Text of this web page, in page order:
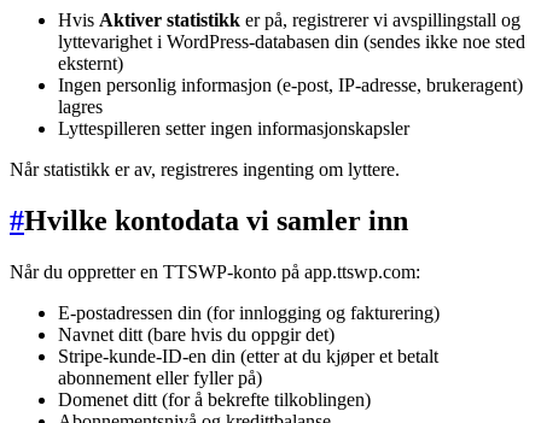
Hvis Aktiver statistikk er på, registrerer vi avspillingstall og
lyttevarighet i WordPress-databasen din (sendes ikke noe sted
eksternt)
Ingen personlig informasjon (e-post, IP-adresse, brukeragent)
lagres
Lyttespilleren setter ingen informasjonskapsler
Når statistikk er av, registreres ingenting om lyttere.
#Hvilke kontodata vi samler inn
Når du oppretter en TTSWP-konto på app.ttswp.com:
E-postadressen din (for innlogging og fakturering)
Navnet ditt (bare hvis du oppgir det)
Stripe-kunde-ID-en din (etter at du kjøper et betalt
abonnement eller fyller på)
Domenet ditt (for å bekrefte tilkoblingen)